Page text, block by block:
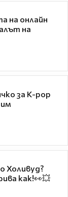
на онлайн
на
за K-pop
Холивуд?
как!👀💥